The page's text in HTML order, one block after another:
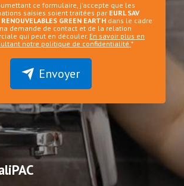
ce formulaire, j'accepte que les
saisies soient traitées par EURL SAV
GREEN EARTH dans le cadre
demande de contact et de la relation
qui peut en découler. En savoir plus en
notre politique de confidentialité.*
Envoyer